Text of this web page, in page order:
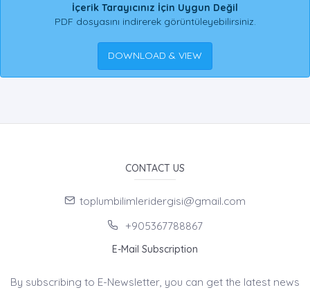
İçerik Tarayıcınız İçin Uygun Değil
PDF dosyasını indirerek görüntüleyebilirsiniz.
DOWNLOAD & VIEW
CONTACT US
toplumbilimleridergisi@gmail.com
+905367788867
E-Mail Subscription
By subscribing to E-Newsletter, you can get the latest news